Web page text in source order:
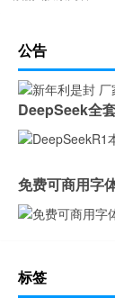
公告
DeepSeek全
免费可商用字
标签